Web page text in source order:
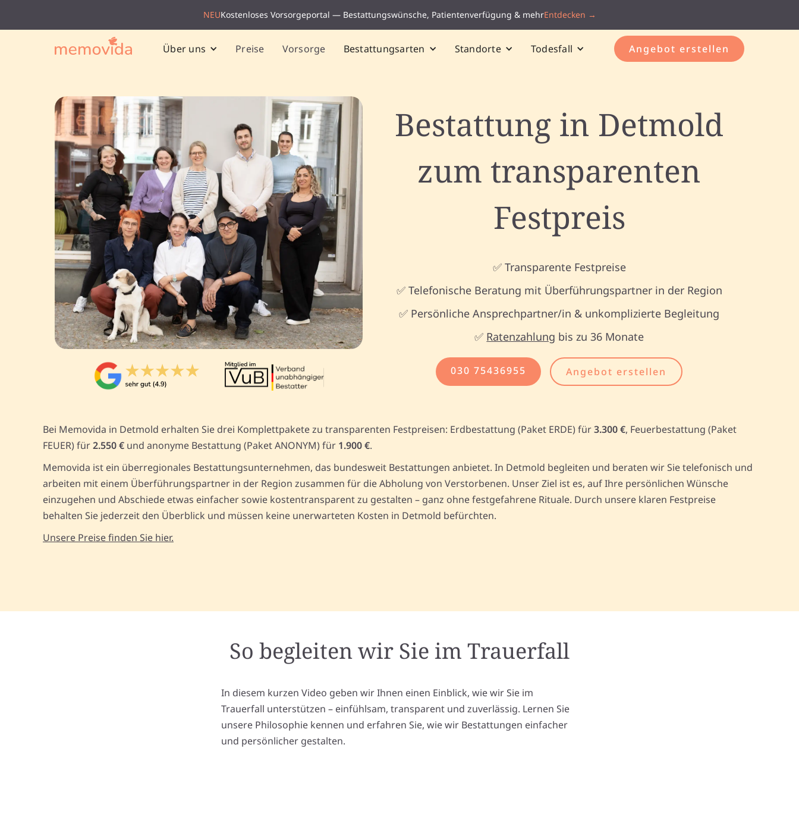
NEUKostenloses Vorsorgeportal — Bestattungswünsche, Patientenverfügung & mehrEntdecken →
Über uns Preise Vorsorge Bestattungsarten Standorte Todesfall Angebot erstellen
Bestattung in Detmold
zum transparenten
Festpreis
✅ Transparente Festpreise
✅ Telefonische Beratung mit Überführungspartner in der Region
✅ Persönliche Ansprechpartner/in & unkomplizierte Begleitung
✅ Ratenzahlung bis zu 36 Monate
030 75436955 Angebot erstellen
Bei Memovida in Detmold erhalten Sie drei Komplettpakete zu transparenten Festpreisen: Erdbestattung (Paket ERDE) für3.300 €, Feuerbestattung (Paket
FEUER) für2.550 € und anonyme Bestattung (Paket ANONYM) für 1.900 €.
Memovida ist ein überregionales Bestattungsunternehmen, das bundesweit Bestattungen anbietet. In Detmold begleiten und beraten wir Sie telefonisch und
arbeiten mit einem Überführungspartner in der Region zusammen für die Abholung von Verstorbenen. Unser Ziel ist es, auf Ihre persönlichen Wünsche
einzugehen und Abschiede etwas einfacher sowie kostentransparent zu gestalten – ganz ohne festgefahrene Rituale. Durch unsere klaren Festpreise
behalten Sie jederzeit den Überblick und müssen keine unerwarteten Kosten in Detmold befürchten.
Unsere Preise finden Sie hier.
So begleiten wir Sie im Trauerfall
In diesem kurzen Video geben wir Ihnen einen Einblick, wie wir Sie im
Trauerfall unterstützen – einfühlsam, transparent und zuverlässig. Lernen Sie
unsere Philosophie kennen und erfahren Sie, wie wir Bestattungen einfacher
und persönlicher gestalten.